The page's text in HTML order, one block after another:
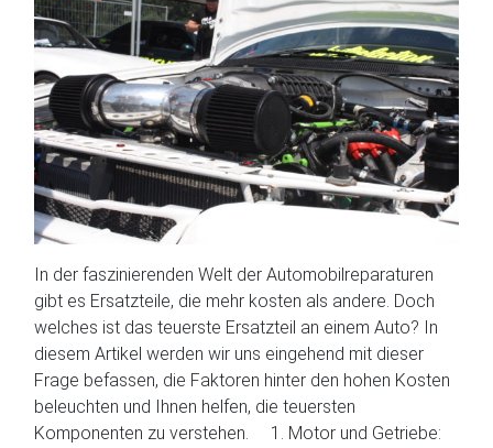
In der faszinierenden Welt der Automobilreparaturen
gibt es Ersatzteile, die mehr kosten als andere. Doch
welches ist das teuerste Ersatzteil an einem Auto? In
diesem Artikel werden wir uns eingehend mit dieser
Frage befassen, die Faktoren hinter den hohen Kosten
beleuchten und Ihnen helfen, die teuersten
Komponenten zu verstehen. 1. Motor und Getriebe: